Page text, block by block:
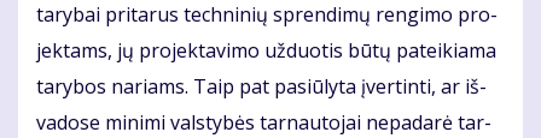
ta­ry­bai pri­ta­rus tech­ni­nių spren­di­mų ren­gi­mo pro­
jek­tams, jų pro­jek­ta­vi­mo už­duo­tis bū­tų pa­tei­kia­ma
ta­ry­bos na­riams. Taip pat pa­siū­ly­ta įver­tin­ti, ar iš­
va­do­se mi­ni­mi vals­ty­bės tar­nau­to­jai ne­pa­da­rė tar­